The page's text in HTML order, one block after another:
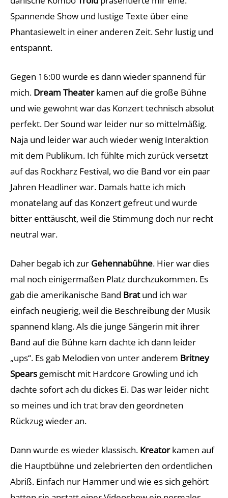
Spannende Show und lustige Texte über eine
Phantasiewelt in einer anderen Zeit. Sehr lustig und
entspannt.
Gegen 16:00 wurde es dann wieder spannend für
mich. Dream Theaterkamen auf die große Bühne
und wie gewohnt war das Konzert technisch absolut
perfekt. Der Sound war leider nur so mittelmäßig.
Naja und leider war auch wieder wenig Interaktion
mit dem Publikum. Ich fühlte mich zurück versetzt
auf das Rockharz Festival, wo die Band vor ein paar
Jahren Headliner war. Damals hatte ich mich
monatelang auf das Konzert gefreut und wurde
bitter enttäuscht, weil die Stimmung doch nur recht
neutral war.
Daher begab ich zur Gehennabühne. Hier war dies
mal noch einigermaßen Platz durchzukommen. Es
gab die amerikanische Band Bratund ich war
einfach neugierig, weil die Beschreibung der Musik
spannend klang. Als die junge Sängerin mit ihrer
Band auf die Bühne kam dachte ich dann leider
„ups“. Es gab Melodien von unter anderem Britney
Spears gemischt mit Hardcore Growling und ich
dachte sofort ach du dickes Ei. Das war leider nicht
so meines und ich trat brav den geordneten
Rückzug wieder an.
Dann wurde es wieder klassisch. Kreatorkamen auf
die Hauptbühne und zelebrierten den ordentlichen
Abriß. Einfach nur Hammer und wie es sich gehört